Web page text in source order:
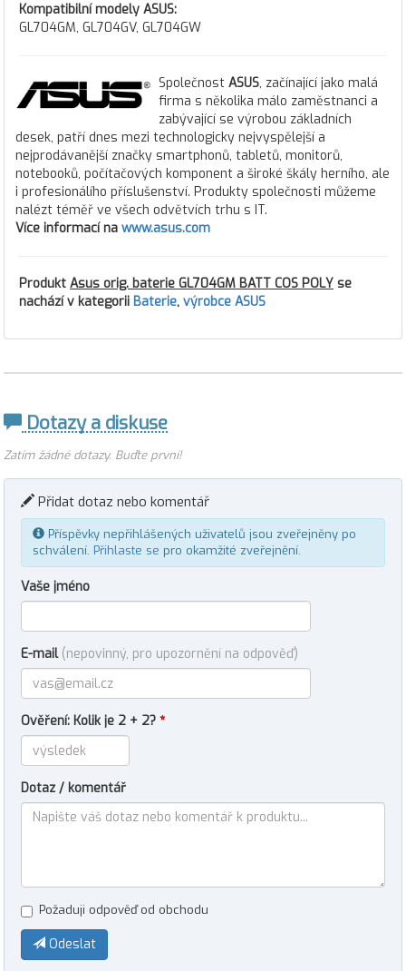
Kompatibilní modely ASUS:
GL704GM, GL704GV, GL704GW
Společnost ASUS, začínající jako malá
firma s několika málo zaměstnanci a
zabývající se výrobou základních
desek, patří dnes mezi technologicky nejvyspělejší a
nejprodávanější značky smartphonů, tabletů, monitorů,
notebooků, počítačových komponent a široké škály herního, ale
i profesionálího příslušenství. Produkty společnosti můžeme
nalézt téměř ve všech odvětvích trhu s IT.
Více informací na www.asus.com
Produkt Asus orig. baterie GL704GM BATT COS POLY se
nachází v kategorii Baterie, výrobce ASUS
Dotazy a diskuse
Zatím žádné dotazy. Buďte první!
Přidat dotaz nebo komentář
Příspěvky nepřihlášených uživatelů jsou zveřejněny po
schválení. Přihlaste se pro okamžité zveřejnění.
Vaše jméno
E-mail (nepovinný, pro upozornění na odpověď)
Ověření: Kolik je 2 + 2? *
Dotaz / komentář
Požaduji odpověď od obchodu
Odeslat